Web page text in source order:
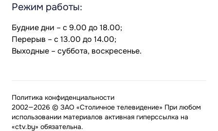
Режим работы:
Будние дни – с 9.00 до 18.00;
Перерыв – с 13.00 до 14.00;
Выходные – суббота, воскресенье.
2002—2026 © ЗАО «Столичное телевидение» При любом
использовании материалов активная гиперссылка на
«ctv.by» обязательна.
Политика конфиденциальности